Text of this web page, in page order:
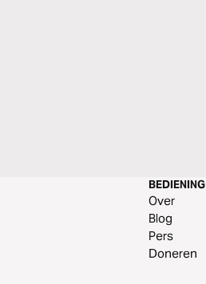
BEDIENING
Over
Blog
Pers
Doneren